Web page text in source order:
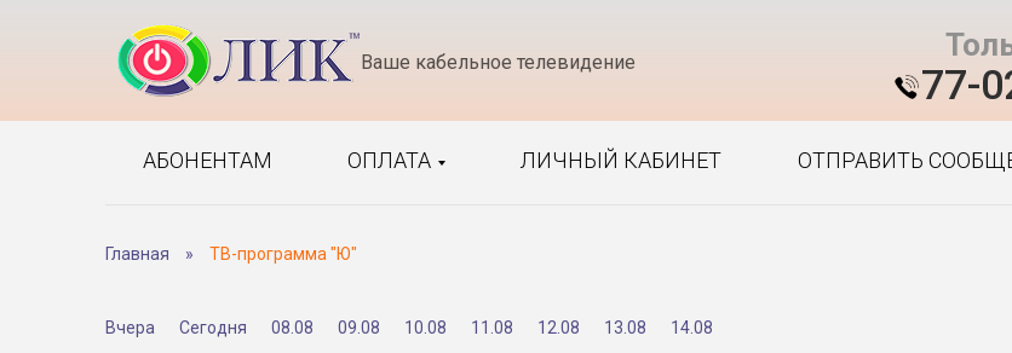
Ваше кабельное телевидение 77-
АБОНЕНТАМ ОПЛАТА ЛИЧНЫЙ КАБИНЕТ ОТПРАВИТЬ
Главная » ТВ-программа "Ю"
Вчера Сегодня 08.08 09.08 10.08 11.08 12.08 13.08 14.08